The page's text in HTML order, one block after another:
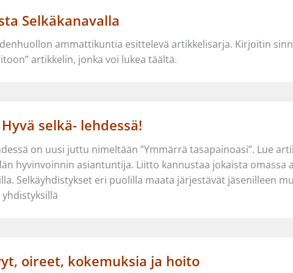
Selkäkanavalla
ammattikuntia esittelevä artikkelisarja. Kirjoitin
artikkelin, jonka voi lukea täältä.
selkä- lehdessä!
on uusi juttu nimeltään ”Ymmärrä tasapainoasi”. Lue
hyvinvoinnin asiantuntija. Liitto kannustaa jokaista omassa
Selkäyhdistykset eri puolilla maata järjestävät jäsenilleen
oireet, kokemuksia ja hoito